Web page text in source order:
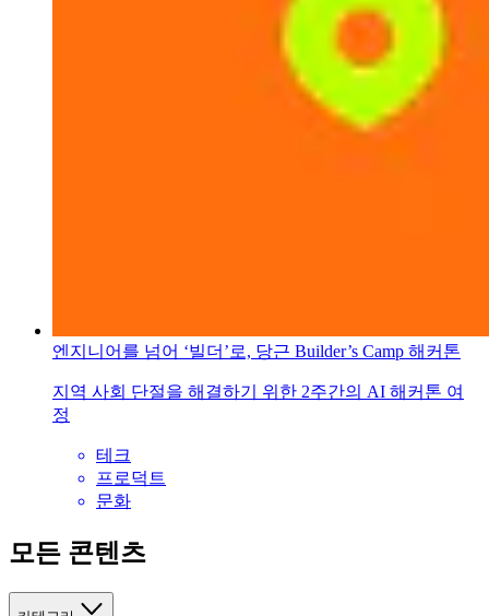
엔지니어를 넘어 ‘빌더’로, 당근 Builder’s Camp 해커톤
지역 사회 단절을 해결하기 위한 2주간의 AI 해커톤 여
정
테크
프로덕트
문화
모든 콘텐츠